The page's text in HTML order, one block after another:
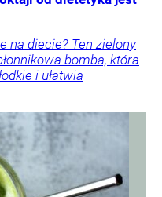
na diecie? Ten zielony
bomba, która
i ułatwia